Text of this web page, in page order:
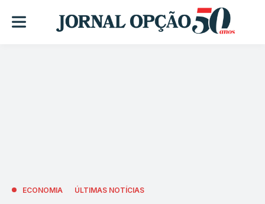
ECONOMIA ÚLTIMAS NOTÍCIAS